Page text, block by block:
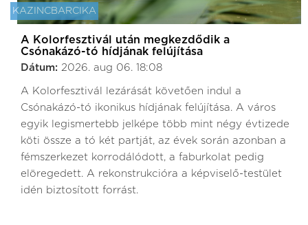
KAZINCBARCIKA
A Kolorfesztivál után megkezdődik a
Csónakázó-tó hídjának felújítása
Dátum: 2026. aug 06. 18:08
A Kolorfesztivál lezárását követően indul a
Csónakázó-tó ikonikus hídjának felújítása. A város
egyik legismertebb jelképe több mint négy évtizede
köti össze a tó két partját, az évek során azonban a
fémszerkezet korrodálódott, a faburkolat pedig
elöregedett. A rekonstrukcióra a képviselő-testület
idén biztosított forrást.